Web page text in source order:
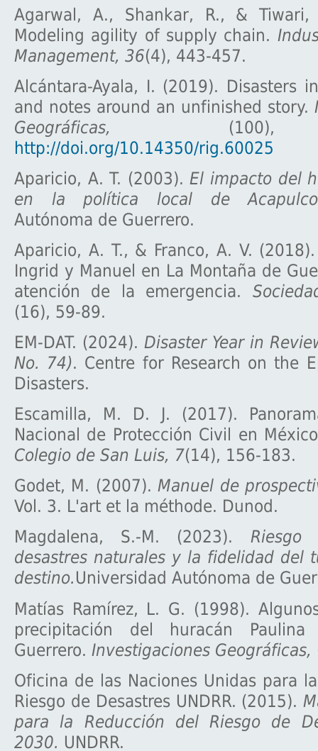
Agarwal, A., Shankar, R., &
Modeling agility of supply chain.
Management, 36(4), 443-457.
Alcántara-Ayala, I. (2019). Disasters
and notes around an unfinished story.
Geográficas,
(100),
http://doi.org/10.14350/rig.60025
Aparicio, A. T. (2003).El impacto del
en la política local de
Autónoma de Guerrero.
Aparicio, A. T., & Franco, A. V.
Ingrid y Manuel en La Montaña de
atención de la emergencia.
(16), 59-89.
EM-DAT. (2024). Disaster Year in
No. 74). Centre for Research on the
Disasters.
Escamilla, M. D. J. (2017).
Nacional de Protección Civil en
Colegio de San Luis, 7(14), 156-183.
Godet, M. (2007).Manuel de
Vol. 3. L'art et la méthode. Dunod.
Magdalena, S.-M. (2023). Riesgo
desastres naturales y la fidelidad del
destino.Universidad Autónoma de
Matías Ramírez, L. G. (1998).
precipitación del huracán Paulina
Guerrero. Investigaciones Geográficas,
Oficina de las Naciones Unidas para
Riesgo de Desastres UNDRR. (2015).
para la Reducción del Riesgo de
2030. UNDRR.